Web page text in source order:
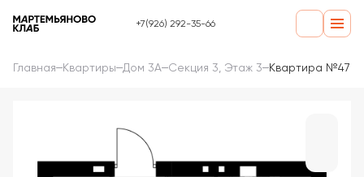
+7(926) 292-35-66
Главная Квартиры Дом 3А Секция 3, Этаж 3 Квартира №47